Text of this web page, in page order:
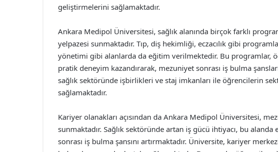
geliştirmelerini sağlamaktadır.
Ankara Medipol Üniversitesi, sağlık alanında birçok farklı
yelpazesi sunmaktadır. Tıp, diş hekimliği, eczacılık gibi
yönetimi gibi alanlarda da eğitim verilmektedir. Bu programlar,
pratik deneyim kazandırarak, mezuniyet sonrası iş bulma
sağlık sektöründe işbirlikleri ve staj imkanları ile öğrencilerin
sağlamaktadır.
Kariyer olanakları açısından da Ankara Medipol Üniversitesi,
sunmaktadır. Sağlık sektöründe artan iş gücü ihtiyacı, bu
sonrası iş bulma şansını artırmaktadır. Üniversite, kariyer